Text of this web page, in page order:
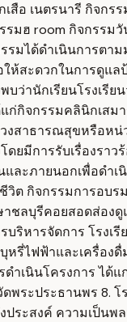
สือ เนตรนารี กิจ
ฮ room กิจกรร
มได้ดำเนินการต
ห้สะดวกในการดู
บว่านักเรียนโรงเ
แก่กิจกรรมคลินิก
สาธารณสุขหรือ
ดยมีการรับเรื่อง
ะภายนอกเพื่อดำ
กิจกรรมการอบร
ชลบุรีคอยสอดส่อ
ริหารจัดการ โร
รี่ไฟฟ้าและเครื่อ
นินโครงการ ได้
ระประธานพร 8.
งค์ ความเป็นพล